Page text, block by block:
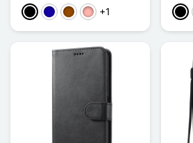
ZwartDonkerblauw
BruinRose Goud
+1